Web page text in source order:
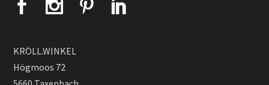
KRÖLL.WINKEL
Högmoos 72